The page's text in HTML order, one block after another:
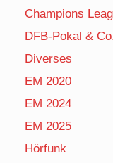
Champions
DFB-Pokal &
Diverses
EM 2020
EM 2024
EM 2025
Hörfunk